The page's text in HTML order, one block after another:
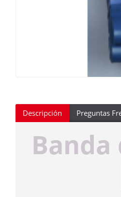
Descripción Preguntas